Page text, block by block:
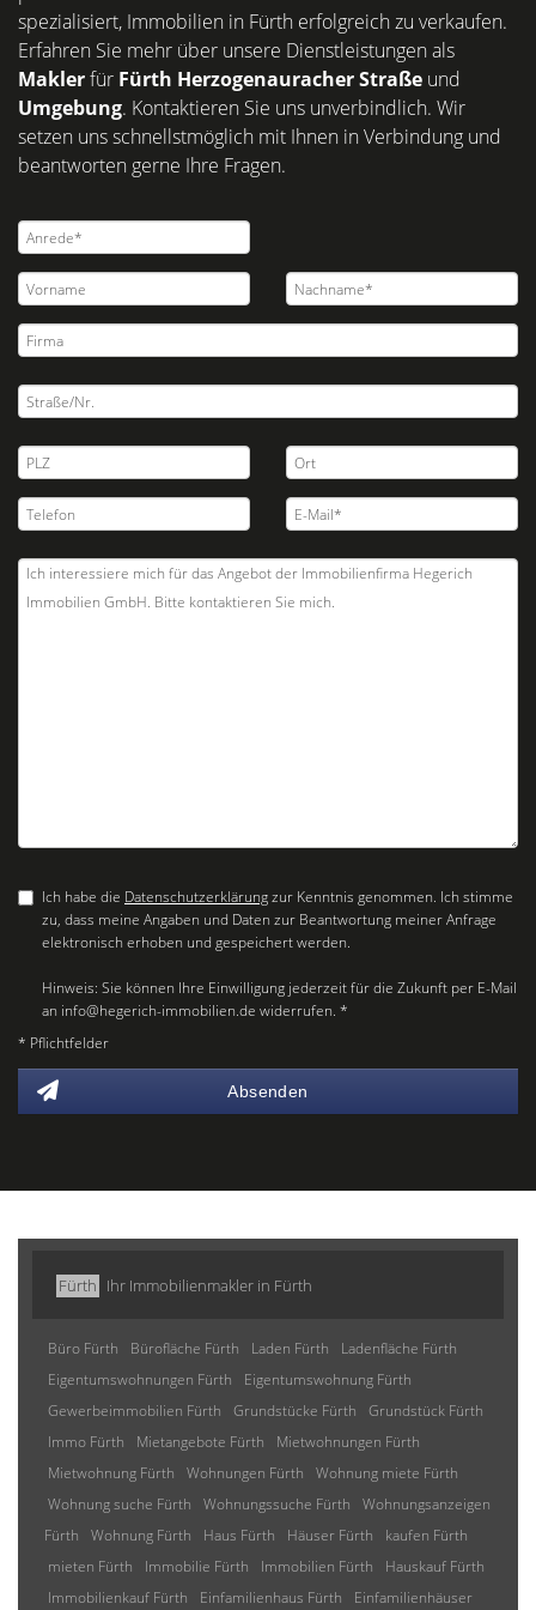
spezialisiert, Immobilien in Fürth erfolgreich zu verkaufen.
Erfahren Sie mehr über unsere Dienstleistungen als
Maklerfür Fürth Herzogenauracher Straße und
Umgebung. Kontaktieren Sie uns unverbindlich. Wir
setzen uns schnellstmöglich mit Ihnen in Verbindung und
beantworten gerne Ihre Fragen.
Ich habe die Datenschutzerklärungzur Kenntnis genommen. Ich stimme
zu, dass meine Angaben und Daten zur Beantwortung meiner Anfrage
elektronisch erhoben und gespeichert werden.
Hinweis: Sie können Ihre Einwilligung jederzeit für die Zukunft per E-Mail
an info@hegerich-immobilien.de widerrufen. *
* Pflichtfelder
Absenden
Fürth Ihr Immobilienmakler in Fürth
Büro Fürth Bürofläche Fürth Laden Fürth
Ladenfläche Fürth
Eigentumswohnungen Fürth
Eigentumswohnung Fürth
Gewerbeimmobilien Fürth
Grundstücke Fürth
Grundstück Fürth
Immo Fürth
Mietangebote Fürth
Mietwohnungen Fürth
Mietwohnung Fürth
Wohnungen Fürth
Wohnung miete Fürth
Wohnung suche Fürth
Wohnungssuche Fürth
Wohnungsanzeigen
Fürth
Wohnung Fürth Haus Fürth Häuser Fürth
kaufen Fürth
mieten Fürth
Immobilie Fürth Immobilien Fürth
Hauskauf Fürth
Immobilienkauf Fürth
Einfamilienhaus Fürth
Einfamilienhäuser